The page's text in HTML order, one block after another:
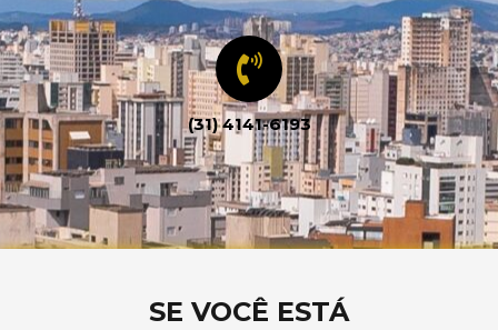
(31) 4141-6193
SE VOCÊ ESTÁ